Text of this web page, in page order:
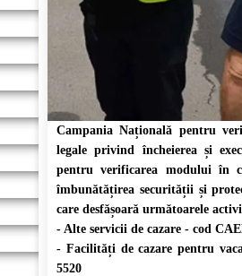
Campania Națională pentru
legale privind încheierea și
pentru verificarea modului în
îmbunătățirea securității și
care desfășoară următoarele
- Alte servicii de cazare - cod
- Facilități de cazare pentru
5520